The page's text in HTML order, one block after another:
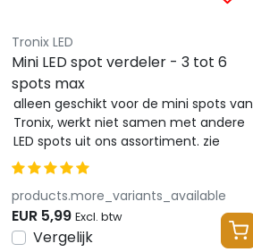
Tronix LED
Mini LED spot verdeler - 3 tot 6
spots max
alleen geschikt voor de mini spots van
Tronix, werkt niet samen met andere
LED spots uit ons assortiment. zie
bijbehore...
products.more_variants_available
EUR 5,99 Excl. btw
Vergelijk